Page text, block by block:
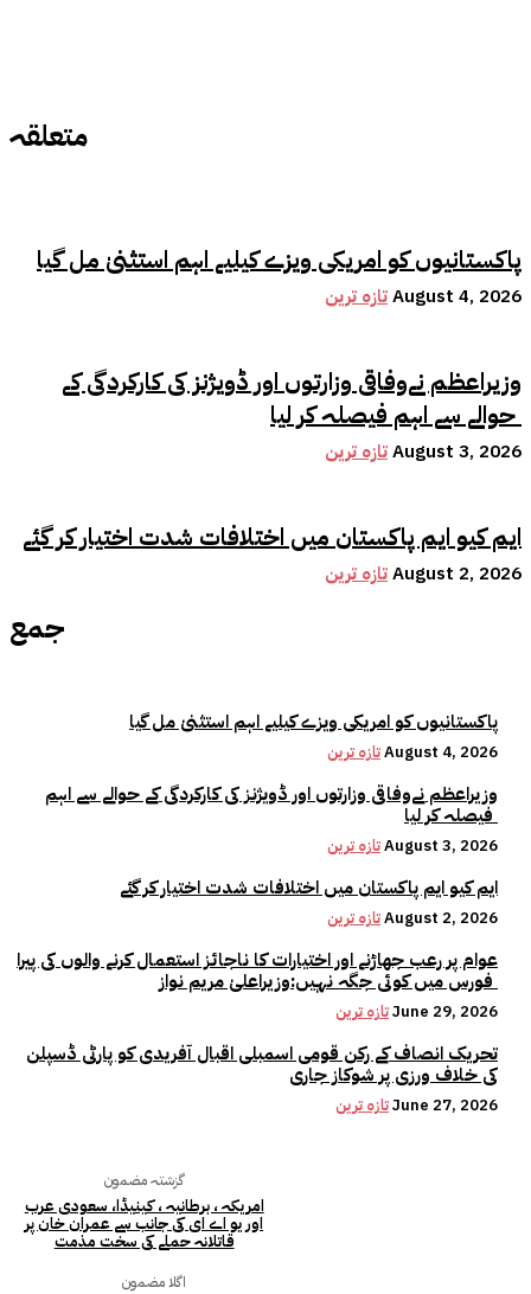
متعلقہ
پاکستانیوں کو امریکی ویزے کیلیے اہم استثنیٰ مل گیا
تازہ ترینAugust 4, 2026
وزیراعظم نےوفاقی وزارتوں اور ڈویژنز کی کارکردگی کے
حوالے سے اہم فیصلہ کر لیا
تازہ ترینAugust 3, 2026
ایم کیو ایم پاکستان میں اختلافات شدت اختیار کر گئے
تازہ ترینAugust 2, 2026
جمع
پاکستانیوں کو امریکی ویزے کیلیے اہم استثنیٰ مل گیا
تازہ ترینAugust 4, 2026
وزیراعظم نےوفاقی وزارتوں اور ڈویژنز کی کارکردگی کے حوالے سے اہم
تازہ ترینAugust 3, 2026
ایم کیو ایم پاکستان میں اختلافات شدت اختیار کر گئے
تازہ ترینAugust 2, 2026
عوام پر رعب جھاڑنے اور اختیارات کا ناجائز استعمال کرنے والوں کی پیرا
تازہ ترینJune 29, 2026
تحریک انصاف کے رکن قومی اسمبلی اقبال آفریدی کو پارٹی ڈسپلن
کی خلاف ورزی پر شوکاز جاری
تازہ ترینJune 27, 2026
گزشتہ مضمون
امریکہ ، برطانیہ ، کینیڈا، سعودی عرب
اور یو اے ای کی جانب سے عمران خان پر
قاتلانہ حملے کی سخت مذمت
اگلا مضمون